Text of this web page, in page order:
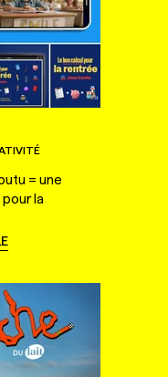
= une
la